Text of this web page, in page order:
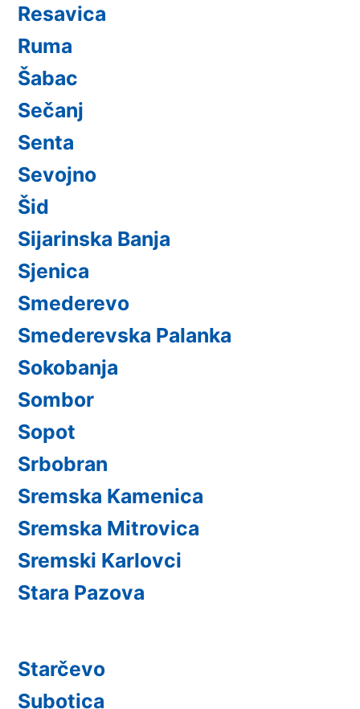
Resavica
Ruma
Šabac
Sečanj
Senta
Sevojno
Šid
Sijarinska Banja
Sjenica
Smederevo
Smederevska Palanka
Sokobanja
Sombor
Sopot
Srbobran
Sremska Kamenica
Sremska Mitrovica
Sremski Karlovci
Stara Pazova
Starčevo
Subotica